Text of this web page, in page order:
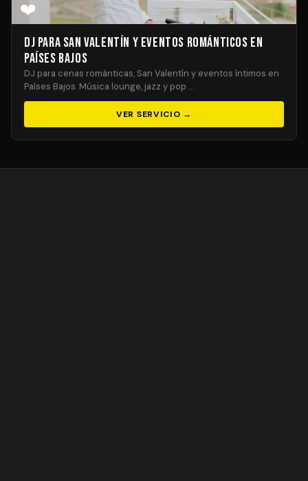
❤️
DJ para San Valentín y Eventos Románticos en
Países Bajos
DJ para cenas románticas, San Valentín y eventos íntimos en
Países Bajos. Música lounge, jazz y pop …
VER SERVICIO →